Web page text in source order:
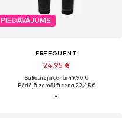
PIEDĀVĀJUMS
FREEQUENT
24,95 €
Sākotnējā cena: 49,90 €
Pēdējā zemākā cena:22,45 €